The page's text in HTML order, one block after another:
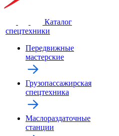
Каталог
спецтехники
Передвижные
мастерские
Грузопассажирская
спецтехника
Маслораздаточные
станции